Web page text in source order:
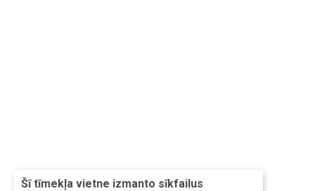
Šī tīmekļa vietne izmanto sīkfailus